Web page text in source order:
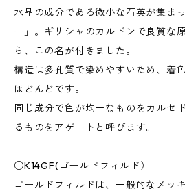
水晶の成分である微小な石英が集ま
ー」。ギリシャのカルドンで良質な
ら、この名が付きました。
構造は多孔質で染めやすいため、着
ほどんどです。
同じ成分で色が均一なものをカルセ
るものをアゲートと呼びます。
○K14GF(ゴールドフィルド）
ゴールドフィルドは、一般的なメッ